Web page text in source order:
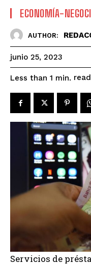
ECONOMÍA-
AUTHOR:
junio 25, 2023
Less than 1 min. read
Servicios de